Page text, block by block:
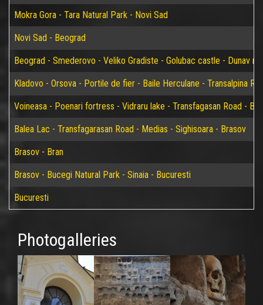
Mokra Gora - Tara Natural Park - Novi Sad
Novi Sad - Beograd
Beograd - Smederovo - Veliko Gradiste - Golubac castle - Dunav
Kladovo - Orsova - Portile de fier - Baile Herculane - Transalpina
Voineasa - Poenari fortress - Vidraru lake - Transfagasan Road -
Balea Lac - Transfagarasan Road - Medias - Sighisoara - Brasov
Brasov - Bran
Brasov - Bucegi Natural Park - Sinaia - Bucuresti
Bucuresti
Photogalleries